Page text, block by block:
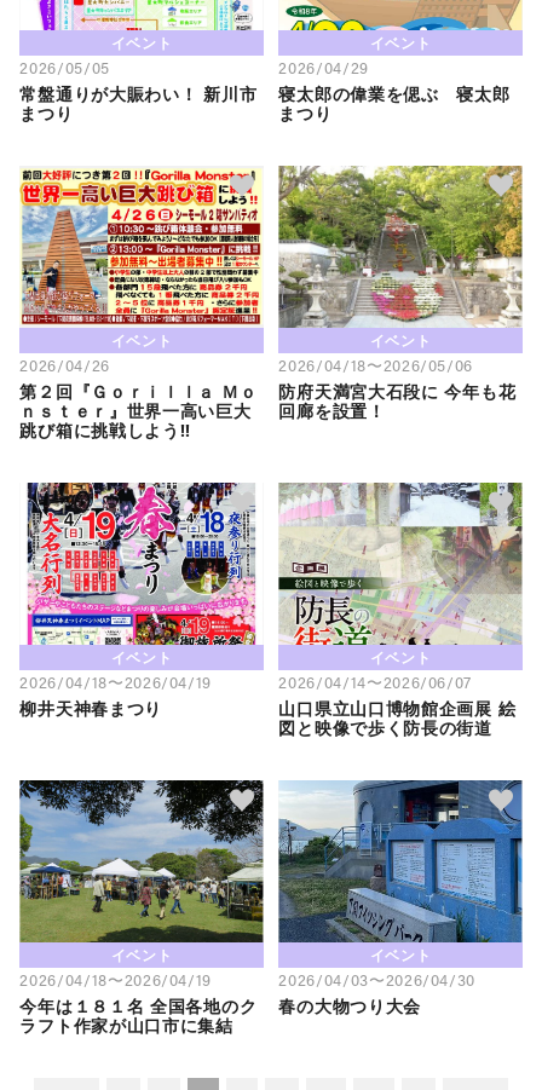
イベント
2026/05/05
常盤通りが大賑わい！ 新川市
まつり
イベント
2026/04/29
寝太郎の偉業を偲ぶ 寝太郎
まつり
イベント
2026/04/26
第２回『Ｇｏｒｉｌｌａ Ｍｏ
ｎｓｔｅｒ』世界一高い巨大
跳び箱に挑戦しよう‼
イベント
2026/04/18〜2026/05/06
防府天満宮大石段に 今年も花
回廊を設置！
イベント
2026/04/18〜2026/04/19
柳井天神春まつり
イベント
2026/04/14〜2026/06/07
山口県立山口博物館企画展 絵
図と映像で歩く防長の街道
イベント
2026/04/18〜2026/04/19
今年は１８１名 全国各地のク
ラフト作家が山口市に集結
イベント
2026/04/03〜2026/04/30
春の大物つり大会